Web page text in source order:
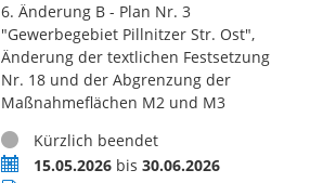
6. Änderung B - Plan Nr. 3
"Gewerbegebiet Pillnitzer Str. Ost",
Änderung der textlichen Festsetzung
Nr. 18 und der Abgrenzung der
Maßnahmeflächen M2 und M3
StatusKürzlich beendet
Zeitraum15.05.2026bis 30.06.2026